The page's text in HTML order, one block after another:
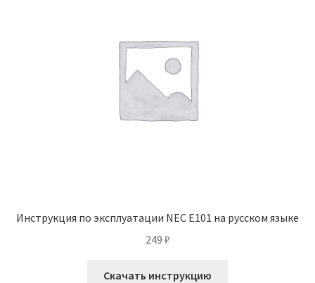
Инструкция по эксплуатации NEC E101 на русском языке
249 ₽
Скачать инструкцию